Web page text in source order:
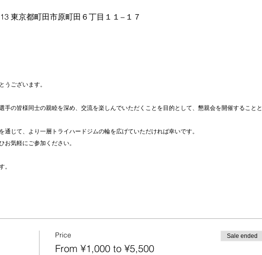
東京都町田市原町田６丁目１１−１７
ございます。
手の皆様同士の親睦を深め、交流を楽しんでいただくことを目的として、懇親会を開催することと
じて、より一層トライハードジムの輪を広げていただければ幸いです。
気軽にご参加ください。
。
Price
From ¥1,000 to ¥5,500
Sale ended